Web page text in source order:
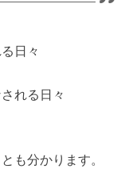
日々
れる日々
も分かります。